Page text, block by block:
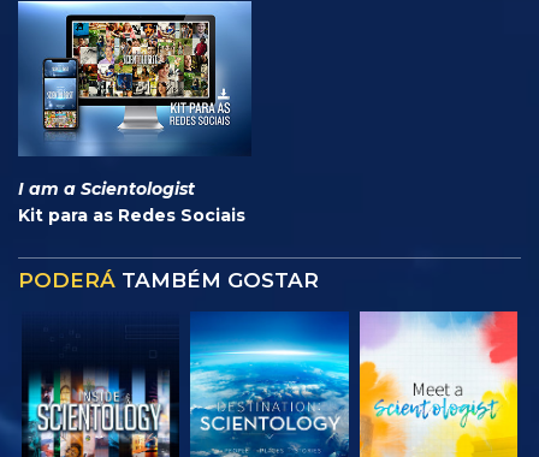
I am a Scientologist
Kit para as Redes Sociais
PODERÁ TAMBÉM GOSTAR